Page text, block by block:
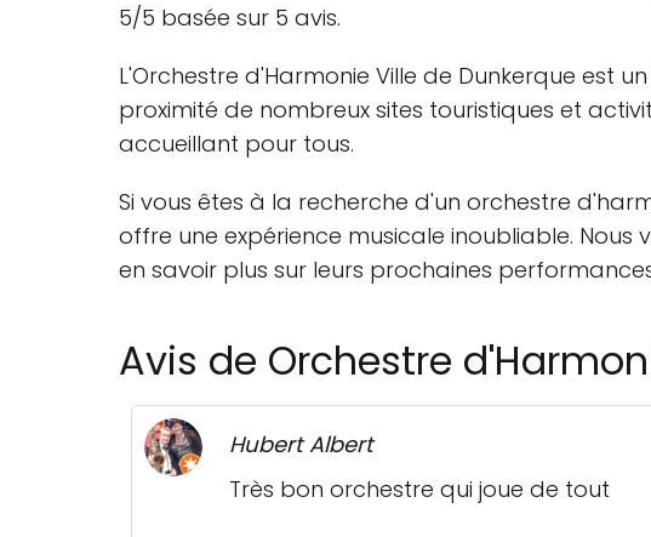
5/5 basée sur 5 avis.
L'Orchestre d'Harmonie Ville de Dunkerque est
proximité de nombreux sites touristiques et
accueillant pour tous.
Si vous êtes à la recherche d'un orchestre
offre une expérience musicale inoubliable.
en savoir plus sur leurs prochaines
Avis de Orchestre
Hubert Albert
Très bon orchestre qui joue de tout